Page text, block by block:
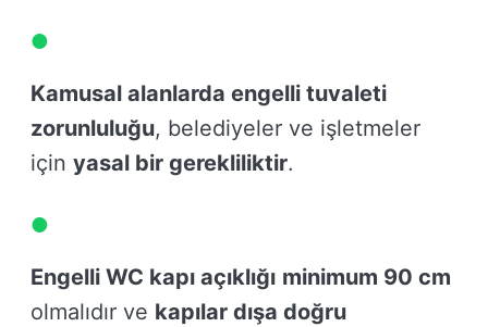
Kamusal alanlarda engelli tuvaleti
zorunluluğu, belediyeler ve işletmeler
için yasal bir gerekliliktir.
Engelli WC kapı açıklığı minimum 90 cm
olmalıdır ve kapılar dışa doğru